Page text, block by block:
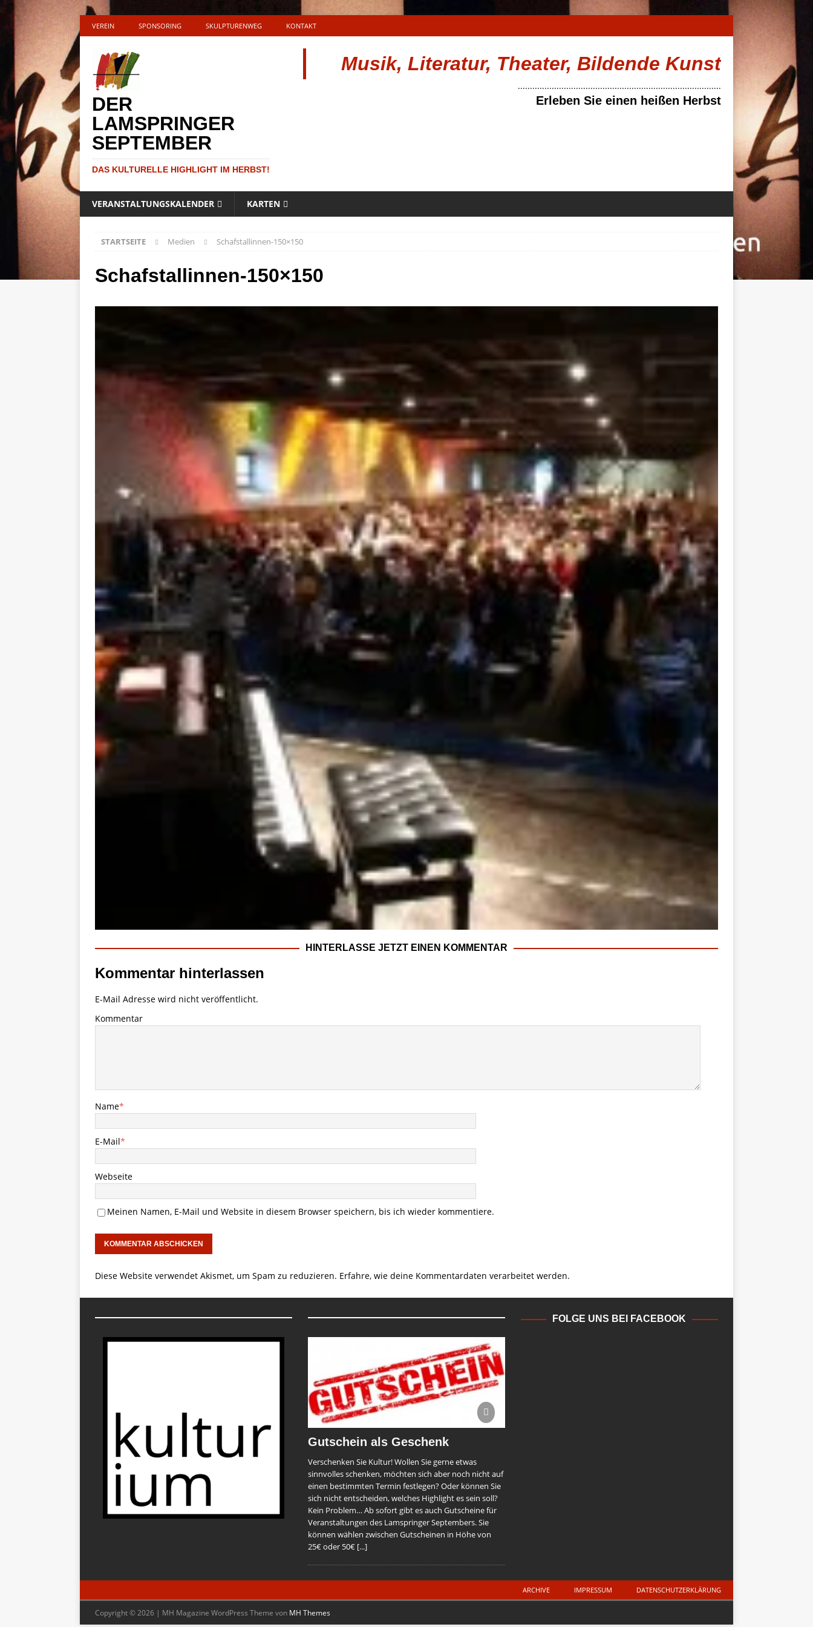
VEREIN SPONSORING SKULPTURENWEG KONTAKT
DER
LAMSPRINGER
SEPTEMBER
DAS KULTURELLE HIGHLIGHT IM HERBST!
Musik, Literatur, Theater, Bildende Kunst
....................................................................................
Erleben Sie einen heißen Herbst
VERANSTALTUNGSKALENDER KARTEN
STARTSEITE Medien Schafstallinnen-150×150
Schafstallinnen-150×150
HINTERLASSE JETZT EINEN KOMMENTAR
Kommentar hinterlassen
E-Mail Adresse wird nicht veröffentlicht.
Kommentar
Name*
E-Mail*
Webseite
Meinen Namen, E-Mail und Website in diesem Browser speichern, bis ich wieder kommentiere.
Diese Website verwendet Akismet, um Spam zu reduzieren. Erfahre, wie deine Kommentardaten verarbeitet werden.
Gutschein als Geschenk
Verschenken Sie Kultur! Wollen Sie gerne etwas
sinnvolles schenken, möchten sich aber noch nicht auf
einen bestimmten Termin festlegen? Oder können Sie
sich nicht entscheiden, welches Highlight es sein soll?
Kein Problem… Ab sofort gibt es auch Gutscheine für
Veranstaltungen des Lamspringer Septembers. Sie
können wählen zwischen Gutscheinen in Höhe von
25€ oder 50€ [...]
FOLGE UNS BEI FACEBOOK
ARCHIVE IMPRESSUM DATENSCHUTZERKLÄRUNG
Copyright © 2026 | MH Magazine WordPress Theme von MH Themes